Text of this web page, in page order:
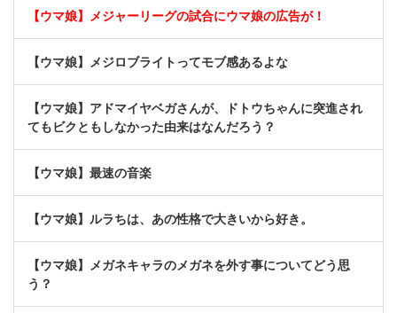
【ウマ娘】メジャーリーグの試合にウマ娘の広告が！
【ウマ娘】メジロブライトってモブ感あるよな
【ウマ娘】アドマイヤベガさんが、ドトウちゃんに突進され
てもビクともしなかった由来はなんだろう？
【ウマ娘】最速の音楽
【ウマ娘】ルラちは、あの性格で大きいから好き。
【ウマ娘】メガネキャラのメガネを外す事についてどう思
う？